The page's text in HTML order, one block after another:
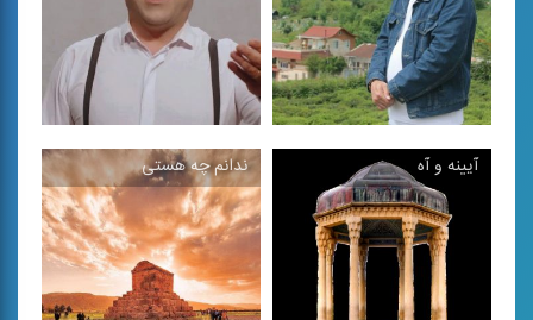
1401
جوهر پاك
قطعه ای با آهنگسازی اصغر
فلاح بابایی در آواز ...
سوزی هجران (سوز
هجران)
تصنیف كردی
آیینه و آه ندانم چه هستی